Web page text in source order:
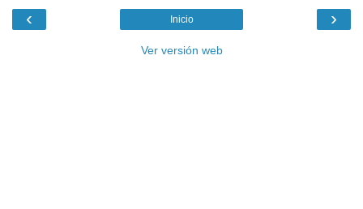
‹ ›
Inicio
Ver versión web